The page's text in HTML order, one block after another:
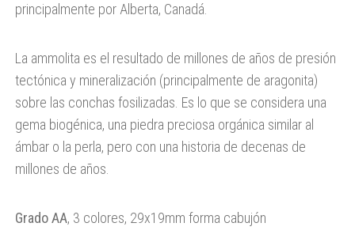
principalmente por Alberta, Canadá.
La ammolita es el resultado de millones de años de presión
tectónica y mineralización (principalmente de aragonita)
sobre las conchas fosilizadas. Es lo que se considera una
gema biogénica, una piedra preciosa orgánica similar al
ámbar o la perla, pero con una historia de decenas de
millones de años.
Grado AA, 3 colores, 29x19mm forma cabujón